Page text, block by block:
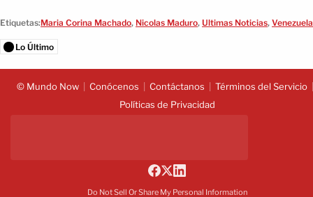
Etiquetas:Maria Corina Machado, Nicolas Maduro, Ultimas Noticias, Venezuela
Lo Último
© Mundo Now Conócenos Contáctanos
Términos del Servicio
Políticas de Privacidad
Do Not Sell Or Share My Personal Information